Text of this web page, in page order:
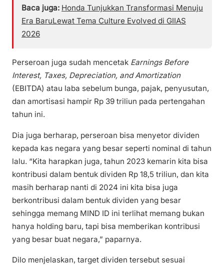
Baca juga: Honda Tunjukkan Transformasi Menuju
Era BaruLewat Tema Culture Evolved di GIIAS
2026
Perseroan juga sudah mencetak Earnings Before
Interest, Taxes, Depreciation, and Amortization
(EBITDA) atau laba sebelum bunga, pajak, penyusutan,
dan amortisasi hampir Rp 39 triliun pada pertengahan
tahun ini.
Dia juga berharap, perseroan bisa menyetor dividen
kepada kas negara yang besar seperti nominal di tahun
lalu. “Kita harapkan juga, tahun 2023 kemarin kita bisa
kontribusi dalam bentuk dividen Rp 18,5 triliun, dan kita
masih berharap nanti di 2024 ini kita bisa juga
berkontribusi dalam bentuk dividen yang besar
sehingga memang MIND ID ini terlihat memang bukan
hanya holding baru, tapi bisa memberikan kontribusi
yang besar buat negara,” paparnya.
Dilo menjelaskan, target dividen tersebut sesuai